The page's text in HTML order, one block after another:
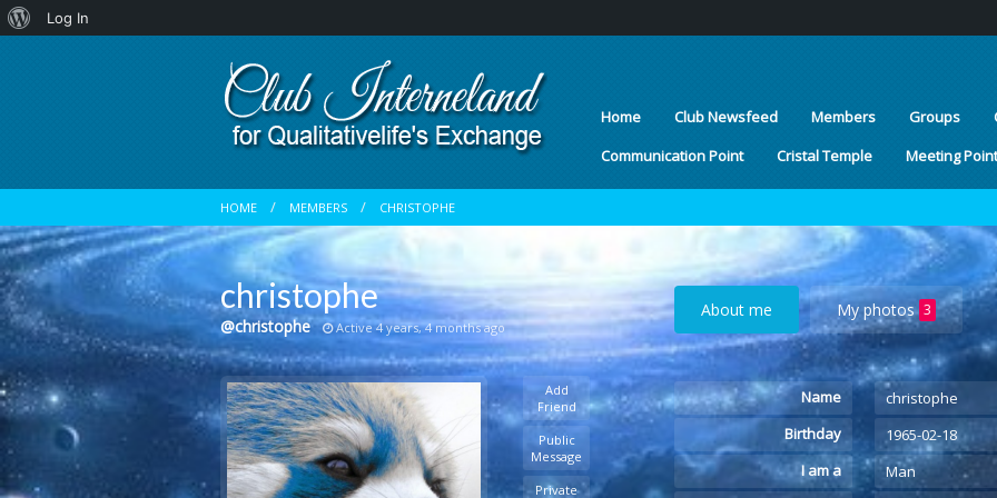
About
Log In
Home Club Newsfeed Members Groups
Communication Point
Cristal Temple Meeting Point
HOME MEMBERS CHRISTOPHE
christophe
@christophe Active 4 years, 4 months ago
Add
Friend
Public
Message
Private
About me My photos 3
Name
christophe
Birthday
1965-02-18
I am a
Man